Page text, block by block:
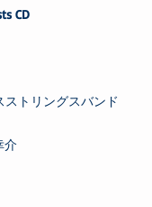
CD
トリングスバンド
介